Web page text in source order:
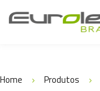
Home Produtos